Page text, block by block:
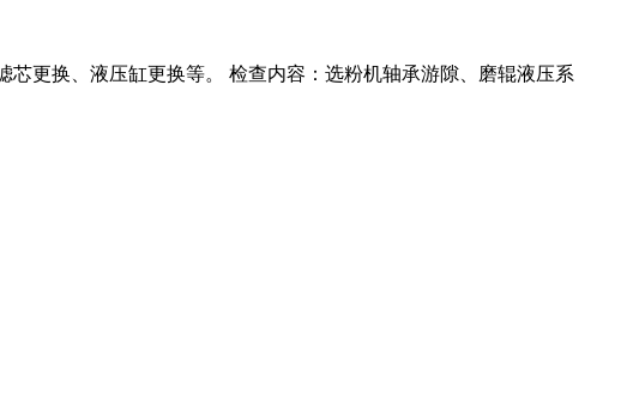
更换、液压缸更换等。 检查内容：选粉机轴承游隙、磨辊液压系